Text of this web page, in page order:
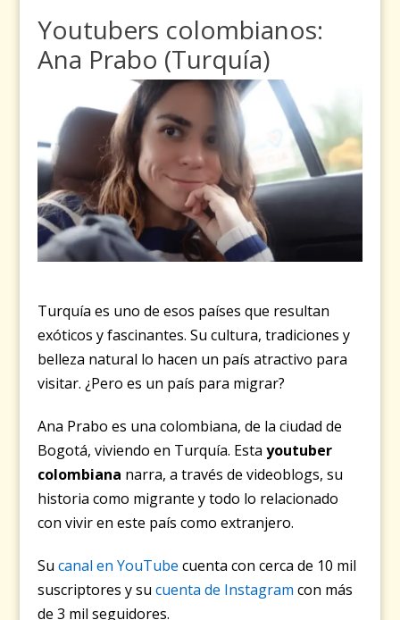
Youtubers colombianos:
Ana Prabo (Turquía)
Turquía es uno de esos países que resultan
exóticos y fascinantes. Su cultura, tradiciones y
belleza natural lo hacen un país atractivo para
visitar. ¿Pero es un país para migrar?
Ana Prabo es una colombiana, de la ciudad de
Bogotá, viviendo en Turquía. Estayoutuber
colombiana narra, a través de videoblogs, su
historia como migrante y todo lo relacionado
con vivir en este país como extranjero.
Sucanal en YouTube cuenta con cerca de 10 mil
suscriptores y sucuenta de Instagram con más
de 3 mil seguidores.